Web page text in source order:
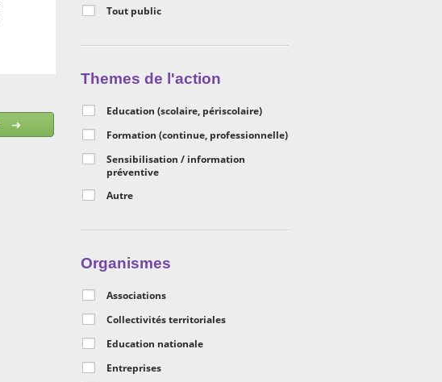
Tout public
Themes de l'action
Education (scolaire, périscolaire)
Formation (continue, professionnelle)
Sensibilisation / information
préventive
Autre
Organismes
Associations
Collectivités territoriales
Education nationale
Entreprises